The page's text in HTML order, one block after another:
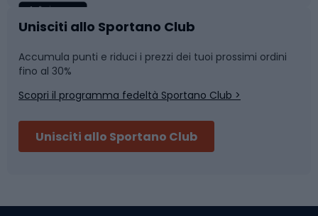
Caschi da ciclismo
Skitouring
Abbigliamento da escursionismo
Nuoto
Pattinaggio
Componenti per biciclette
Unisciti allo Sportano Club
Accumula punti e riduci i prezzi dei tuoi prossimi ordini
fino al 30%
Scopri il programma fedeltà Sportano Club >
Unisciti allo Sportano Club